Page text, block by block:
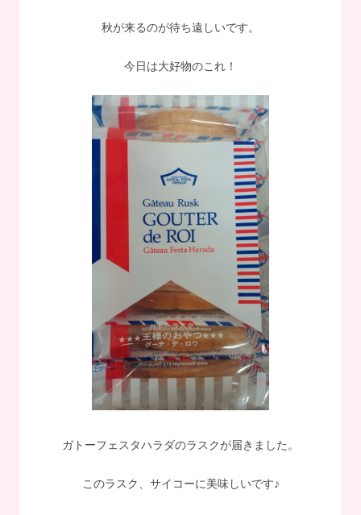
秋が来るのが待ち遠しいです。
今日は大好物のこれ！
ガトーフェスタハラダのラスクが届きました。
このラスク、サイコーに美味しいです♪